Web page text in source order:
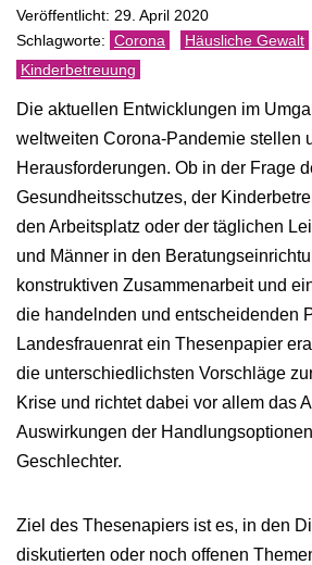
Veröffentlicht: 29. April 2020
Corona Häusliche Gewalt
Kinderbetreuung
Die aktuellen Entwicklungen im
weltweiten Corona-Pandemie stellen
Herausforderungen. Ob in der Frage
Gesundheitsschutzes, der
den Arbeitsplatz oder der täglichen
und Männer in den
konstruktiven Zusammenarbeit und
die handelnden und entscheidenden
Landesfrauenrat ein Thesenpapier
die unterschiedlichsten Vorschläge
Krise und richtet dabei vor allem das
Auswirkungen der
Geschlechter.
Ziel des Thesenapiers ist es, in den
diskutierten oder noch offenen